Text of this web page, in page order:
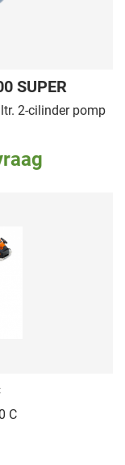
SUPER
2-cilinder pomp
C